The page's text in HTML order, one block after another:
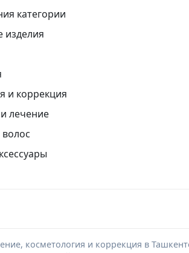
категории
изделия
и коррекция
лечение
волос
косметология и коррекция в